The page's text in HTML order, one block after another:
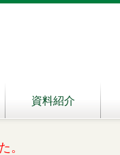
資料紹介
。